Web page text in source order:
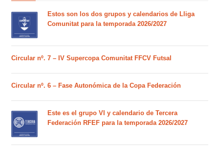
Estos son los dos grupos y calendarios de Lliga
Comunitat para la temporada 2026/2027
Circular nº. 7 – IV Supercopa Comunitat FFCV Futsal
Circular nº. 6 – Fase Autonómica de la Copa Federación
Este es el grupo VI y calendario de Tercera
Federación RFEF para la temporada 2026/2027